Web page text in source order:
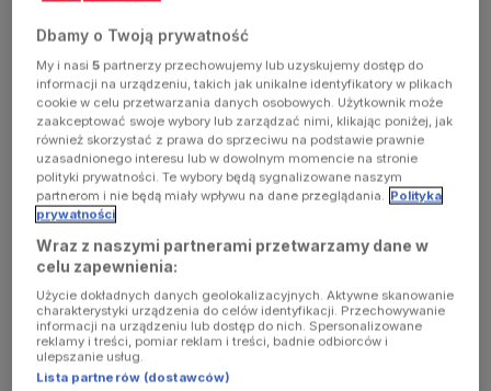
Dbamy o Twoją prywatność
My i nasi5 partnerzy przechowujemy lub uzyskujemy dostęp do
informacji na urządzeniu, takich jak unikalne identyfikatory w plikach
cookie w celu przetwarzania danych osobowych. Użytkownik może
zaakceptować swoje wybory lub zarządzać nimi, klikając poniżej, jak
również skorzystać z prawa do sprzeciwu na podstawie prawnie
uzasadnionego interesu lub w dowolnym momencie na stronie
polityki prywatności. Te wybory będą sygnalizowane naszym
partnerom i nie będą miały wpływu na dane przeglądania. Polityka
prywatności
Wraz z naszymi partnerami przetwarzamy dane w
celu zapewnienia:
Użycie dokładnych danych geolokalizacyjnych. Aktywne skanowanie
charakterystyki urządzenia do celów identyfikacji. Przechowywanie
informacji na urządzeniu lub dostęp do nich. Spersonalizowane
reklamy i treści, pomiar reklam i treści, badnie odbiorców i
ulepszanie usług.
Lista partnerów (dostawców)